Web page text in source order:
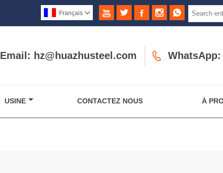
    
Français 
Email: hz@huazhusteel.com  WhatsApp:
USINE CONTACTEZ NOUS À